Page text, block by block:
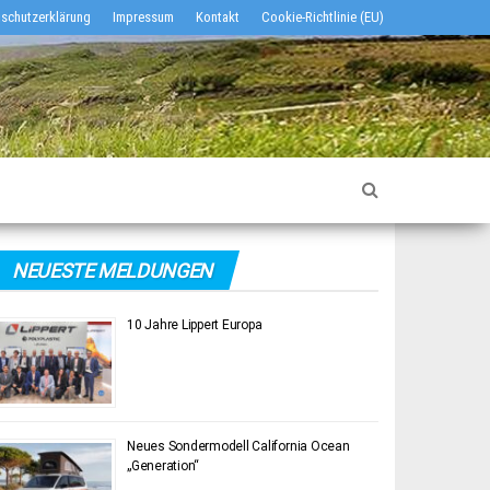
Impressum Kontakt Cookie-Richtlinie (EU)
NEUESTE MELDUNGEN
10 Jahre Lippert Europa
Neues Sondermodell California Ocean
„Generation“